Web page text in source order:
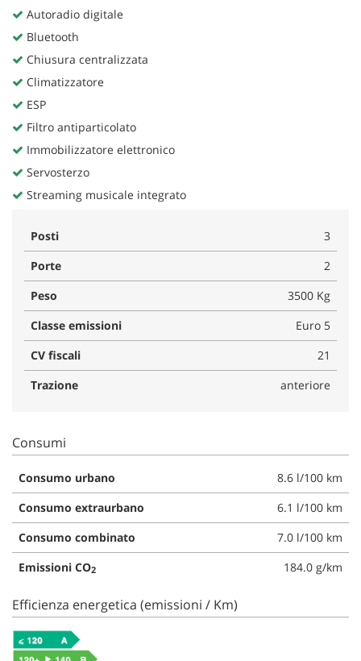
Autoradio digitale
Bluetooth
Chiusura centralizzata
Climatizzatore
ESP
Filtro antiparticolato
Immobilizzatore elettronico
Servosterzo
Streaming musicale integrato
Posti
3
Porte
2
Peso
3500 Kg
Classe emissioni
Euro 5
CV fiscali
21
Trazione
anteriore
Consumi
Consumo urbano
8.6 l/100 km
Consumo extraurbano
6.1 l/100 km
Consumo combinato
7.0 l/100 km
Emissioni CO2 184.0 g/km
Efficienza energetica (emissioni / Km)
Cookie necessari
Cookie delle preferenze
Cookie analitici
Cookie di marketing
la
cookie
policy
Salva
le
impostazioni